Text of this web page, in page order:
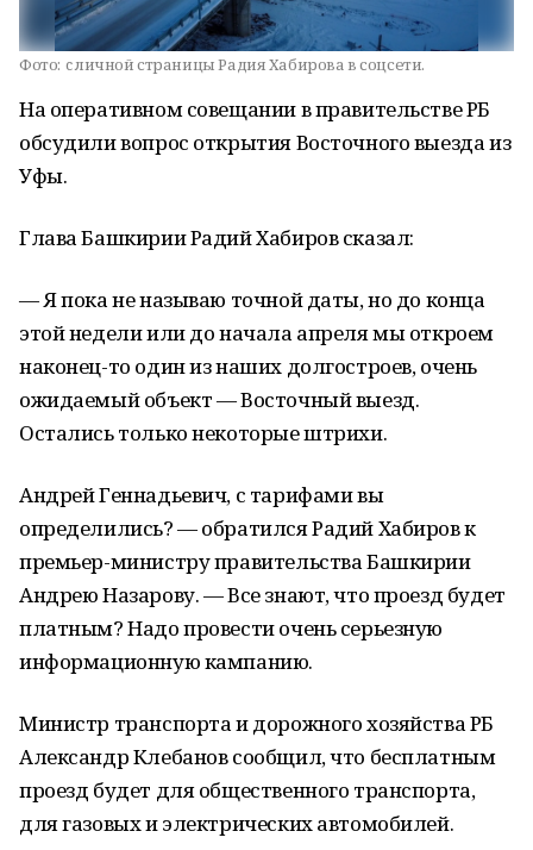
Фото: c личной страницы Радия Хабирова в соцсети.
На оперативном совещании в правительстве РБ
обсудили вопрос открытия Восточного выезда из
Уфы.
Глава Башкирии Радий Хабиров сказал:
— Я пока не называю точной даты, но до конца
этой недели или до начала апреля мы откроем
наконец-то один из наших долгостроев, очень
ожидаемый объект — Восточный выезд.
Остались только некоторые штрихи.
Андрей Геннадьевич, с тарифами вы
определились? — обратился Радий Хабиров к
премьер-министру правительства Башкирии
Андрею Назарову. — Все знают, что проезд будет
платным? Надо провести очень серьезную
информационную кампанию.
Министр транспорта и дорожного хозяйства РБ
Александр Клебанов сообщил, что бесплатным
проезд будет для общественного транспорта,
для газовых и электрических автомобилей.